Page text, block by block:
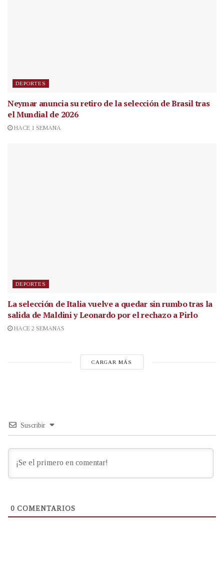
DEPORTES
Neymar anuncia su retiro de la selección de Brasil tras
el Mundial de 2026
HACE 1 SEMANA
DEPORTES
La selección de Italia vuelve a quedar sin rumbo tras la
salida de Maldini y Leonardo por el rechazo a Pirlo
HACE 2 SEMANAS
CARGAR MÁS
Suscribir
0 COMENTARIOS